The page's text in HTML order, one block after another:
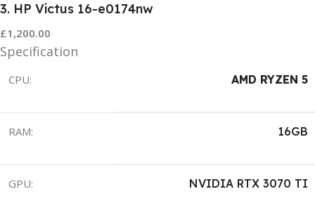
3. HP Victus 16-e0174nw
£1,200.00
Specification
CPU: AMD RYZEN 5
RAM: 16GB
GPU: NVIDIA RTX 3070 TI